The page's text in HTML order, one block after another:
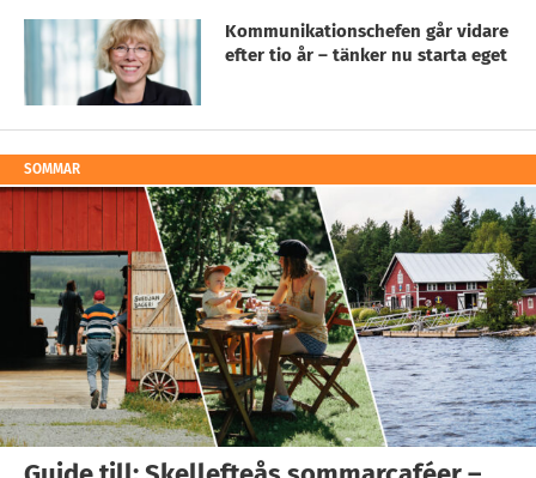
Kommunikationschefen går vidare
efter tio år – tänker nu starta eget
SOMMAR